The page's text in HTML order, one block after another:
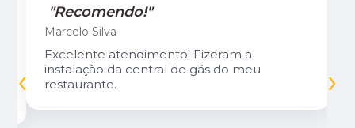
"Recomendo!"
Marcelo Silva
Excelente atendimento! Fizeram a
instalação da central de gás do meu
restaurante.
‹ ›